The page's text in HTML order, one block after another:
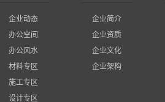
企业动态
办公空间
办公风水
材料专区
施工专区
设计专区
企业简介
企业资质
企业文化
企业架构